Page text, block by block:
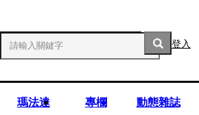
登入
瑪法達 專欄 動態雜誌